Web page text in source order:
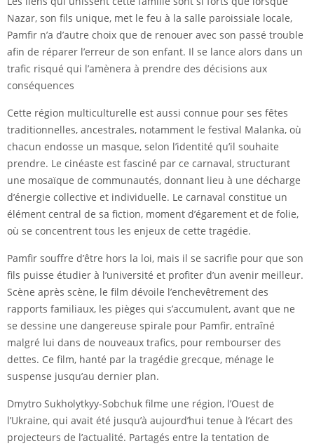
Nazar, son fils unique, met le feu à la salle paroissiale locale,
Pamfir n’a d’autre choix que de renouer avec son passé trouble
afin de réparer l’erreur de son enfant. Il se lance alors dans un
trafic risqué qui l’amènera à prendre des décisions aux
conséquences
Cette région multiculturelle est aussi connue pour ses fêtes
traditionnelles, ancestrales, notamment le festival Malanka, où
chacun endosse un masque, selon l’identité qu’il souhaite
prendre. Le cinéaste est fasciné par ce carnaval, structurant
une mosaïque de communautés, donnant lieu à une décharge
d’énergie collective et individuelle. Le carnaval constitue un
élément central de sa fiction, moment d’égarement et de folie,
où se concentrent tous les enjeux de cette tragédie.
Pamfir souffre d’être hors la loi, mais il se sacrifie pour que son
fils puisse étudier à l’université et profiter d’un avenir meilleur.
Scène après scène, le film dévoile l’enchevêtrement des
rapports familiaux, les pièges qui s’accumulent, avant que ne
se dessine une dangereuse spirale pour Pamfir, entraîné
malgré lui dans de nouveaux trafics, pour rembourser des
dettes. Ce film, hanté par la tragédie grecque, ménage le
suspense jusqu’au dernier plan.
Dmytro Sukholytkyy-Sobchuk filme une région, l’Ouest de
l’Ukraine, qui avait été jusqu’à aujourd’hui tenue à l’écart des
projecteurs de l’actualité. Partagés entre la tentation de